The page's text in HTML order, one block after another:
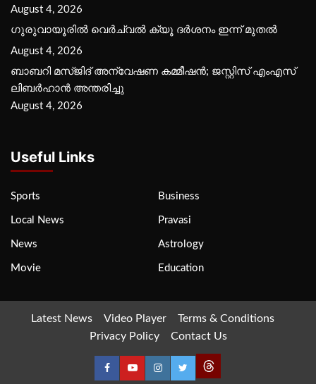
August 4, 2026
ഗുരുവായൂരില്‍ വെര്‍ച്വല്‍ ക്യൂ ദര്‍ശനം ഇന്ന് മുതല്‍
August 4, 2026
ബാബറി മസ്ജിദ് അന്വേഷണ കമ്മീഷന്‍; ജസ്റ്റിസ് എംഎസ്
ലിബര്‍ഹാന്‍ അന്തരിച്ചു
August 4, 2026
Useful Links
Sports Business
Local News Pravasi
News Astrology
Movie Education
Latest News Video Player
Terms & Conditions
Privacy Policy
Contact Us